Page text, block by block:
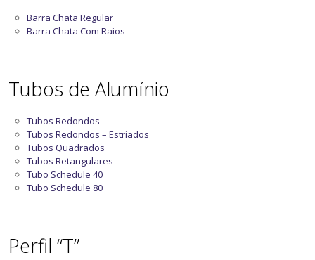
Barra Chata Regular
Barra Chata Com Raios
Tubos de Alumínio
Tubos Redondos
Tubos Redondos – Estriados
Tubos Quadrados
Tubos Retangulares
Tubo Schedule 40
Tubo Schedule 80
Perfil “T”